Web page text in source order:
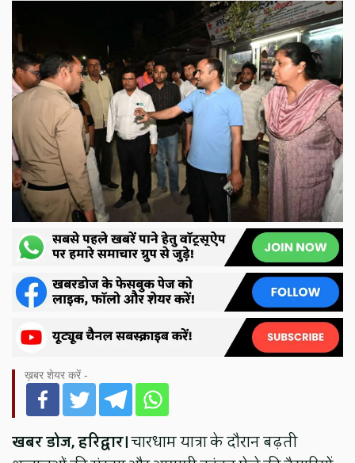
ख़बर शेयर करें -
खबर डोज, हरिद्वार।चारधाम यात्रा के दौरान बढ़ती